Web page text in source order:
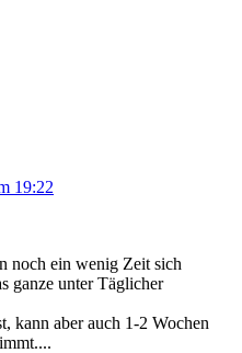
19:22
noch ein wenig Zeit sich
ganze unter Täglicher
kann aber auch 1-2 Wochen